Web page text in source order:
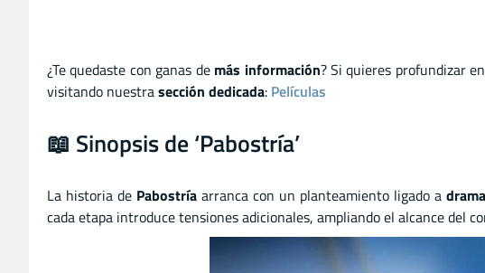
¿Te quedaste con ganas de más información? Si quieres profundizar
visitando nuestrasección dedicada: Películas
📖 Sinopsis de ‘Pabostría’
La historia de Pabostríaarranca con un planteamiento ligado a drama
cada etapa introduce tensiones adicionales, ampliando el alcance del